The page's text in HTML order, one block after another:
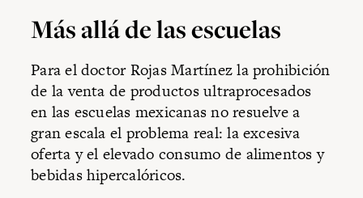
Más allá de las escuelas
Para el doctor Rojas Martínez la prohibición
de la venta de productos ultraprocesados
en las escuelas mexicanas no resuelve a
gran escala el problema real: la excesiva
oferta y el elevado consumo de alimentos y
bebidas hipercalóricos.